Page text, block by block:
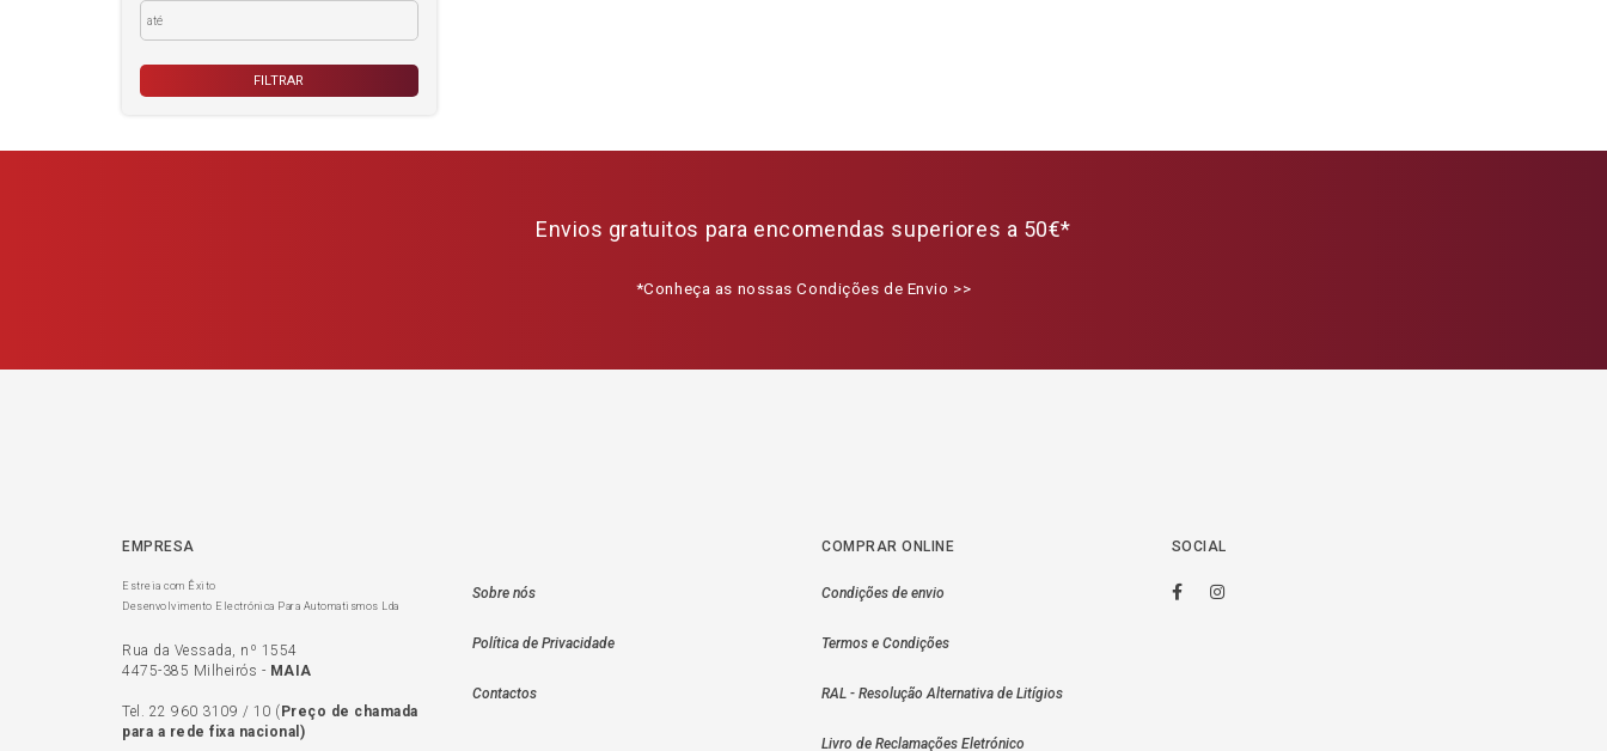
FILTRAR
Envios gratuitos para encomendas superiores a 50€*
*Conheça as nossas Condições de Envio >>
EMPRESA
Estreia com Êxito
Desenvolvimento Electrónica Para Automatismos Lda
Rua da Vessada, nº 1554
4475-385 Milheirós - MAIA
Tel. 22 960 3109 / 10 ( Preço de c hamada
para a rede fixa nacional)
Sobre nós
Política de Privacidade
Contactos
COMPRAR ONLINE
Condições de envio
Termos e Condições
RAL - Resolução Alternativa de Litígios
Livro de Reclamações Eletrónico
SOCIAL